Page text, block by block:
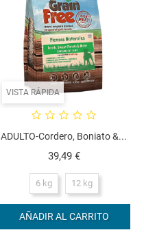
VISTA RÁPIDA
ADULTO-Cordero, Boniato &...
39,49 €Precio
6 kg 12 kg
AÑADIR AL CARRITO